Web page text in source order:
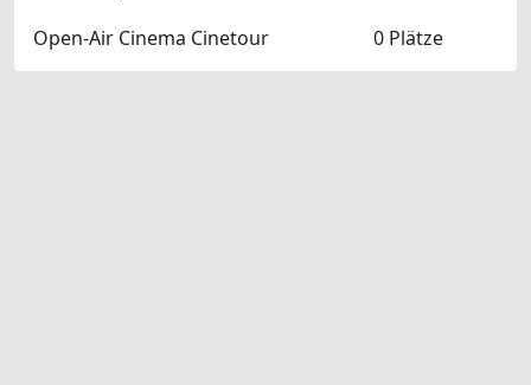
Open-Air Cinema Cinetour
0 Plätze